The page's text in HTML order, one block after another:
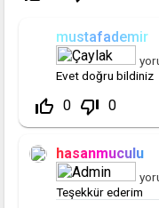
mustafademir
Evet doğru bildiniz
thumb_up_off_alt 0 thumb_down_off_alt 0
hasanmuculu
Teşekkür ederim